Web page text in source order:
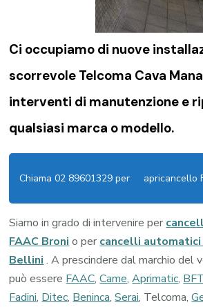
Ci occupiamo di nuove
scorrevole Telcoma Cava
interventi di manutenzione e
qualsiasi marca o modello.
Chiama 02 89601329 per apricancello
Siamo in grado di intervenire per
FAAC Broni o per cancelli
Bellini . A prescindere dal marchio del
può essere FAAC,Came,Aprimatic,
Fadini, Ditec, Beninca,Serai, Telcoma,